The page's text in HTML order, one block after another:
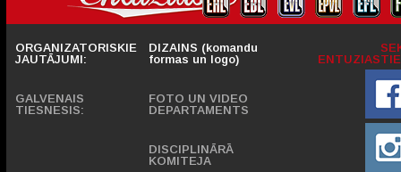
ORGANIZATORISKIE
JAUTĀJUMI:
GALVENAIS
TIESNESIS:
DIZAINS (komandu
formas un logo)
FOTO UN VIDEO
DEPARTAMENTS
DISCIPLINĀRĀ
KOMITEJA